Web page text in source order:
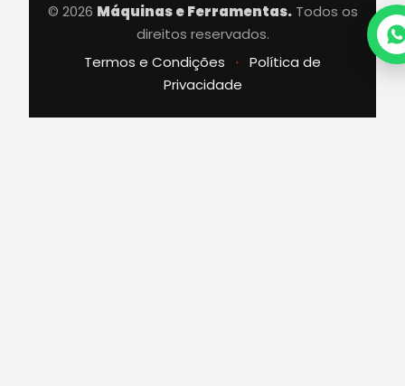
© 2026 Máquinas e Ferramentas.Todos os
direitos reservados.
Termos e Condições
·
Política de
Privacidade